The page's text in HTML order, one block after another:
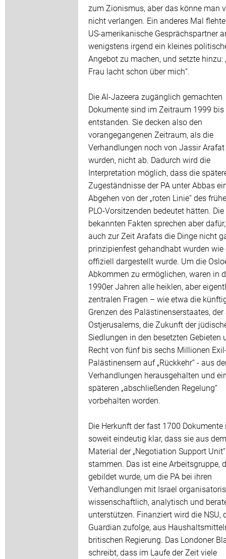
zum Zionismus, aber das könne man
nicht verlangen. Ein anderes Mal
US-amerikanische Gesprächspartner
wenigstens irgend ein kleines
Angebot zu machen, und setzte hinzu:
Frau lacht schon über mich“.
Die Al-Jazeera zugänglich gemachten
Dokumente sind im Zeitraum 1999
entstanden. Sie decken also den
vorangegangenen Zeitraum, als die
Verhandlungen noch von Jassir
wurden, nicht ab. Dadurch wird die
Interpretation möglich, dass die
Zugeständnisse der PA unter Abbas
Abgehen von der „roten Linie“ des
PLO-Vorsitzenden bedeutet hätten. Die
bekannten Fakten sprechen aber
auch zur Zeit Arafats die Dinge nicht
prinzipienfest gehandhabt wurden wie
offiziell dargestellt wurde. Um die
Abkommen zu ermöglichen, waren in
1990er Jahren alle heiklen, aber
zentralen Fragen – wie etwa die
Grenzen des Palästinenserstaates,
Ostjerusalems, die Zukunft der
Siedlungen in den besetzten Gebieten
Recht von fünf bis sechs Millionen
Palästinensern auf „Rückkehr“ - aus
Verhandlungen herausgehalten und
späteren „abschließenden Regelung“
vorbehalten worden.
Die Herkunft der fast 1700 Dokumente
soweit eindeutig klar, dass sie aus dem
Material der „Negotiation Support
stammen. Das ist eine Arbeitsgruppe,
gebildet wurde, um die PA bei ihren
Verhandlungen mit Israel
wissenschaftlich, analytisch und
unterstützen. Finanziert wird die NSU,
Guardian zufolge, aus
britischen Regierung. Das Londoner
schreibt, dass im Laufe der Zeit viele